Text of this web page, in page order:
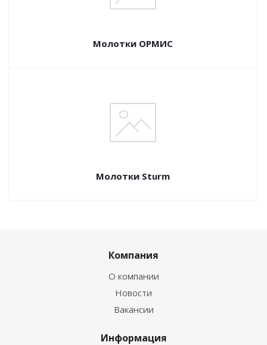
Молотки ОРМИС
Молотки Sturm
Компания
О компании
Новости
Вакансии
Информация